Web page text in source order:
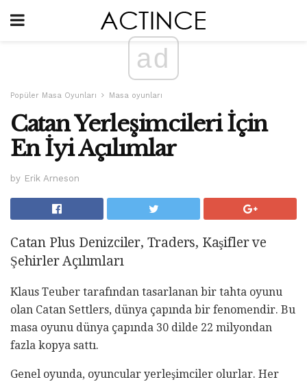
ad
Popüler Masa Oyunları Masa oyunları
Catan Yerleşimcileri İçin
En İyi Açılımlar
by Erik Arneson
Catan Plus Denizciler, Traders, Kaşifler ve
Şehirler Açılımları
Klaus Teuber tarafından tasarlanan bir tahta oyunu
olan Catan Settlers, dünya çapında bir fenomendir. Bu
masa oyunu dünya çapında 30 dilde 22 milyondan
fazla kopya sattı.
Genel oyunda, oyuncular yerleşimciler olurlar. Her